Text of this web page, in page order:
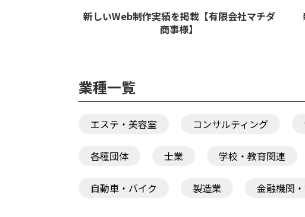
新しいWeb制作実績を掲載【有限会社マチダ
商事様】
業種一覧
エステ・美容室 コンサルティング
各種団体 士業 学校・教育関連
自動車・バイク 製造業 金融機関